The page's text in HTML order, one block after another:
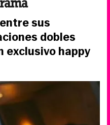
sus
dobles
exclusivo happy